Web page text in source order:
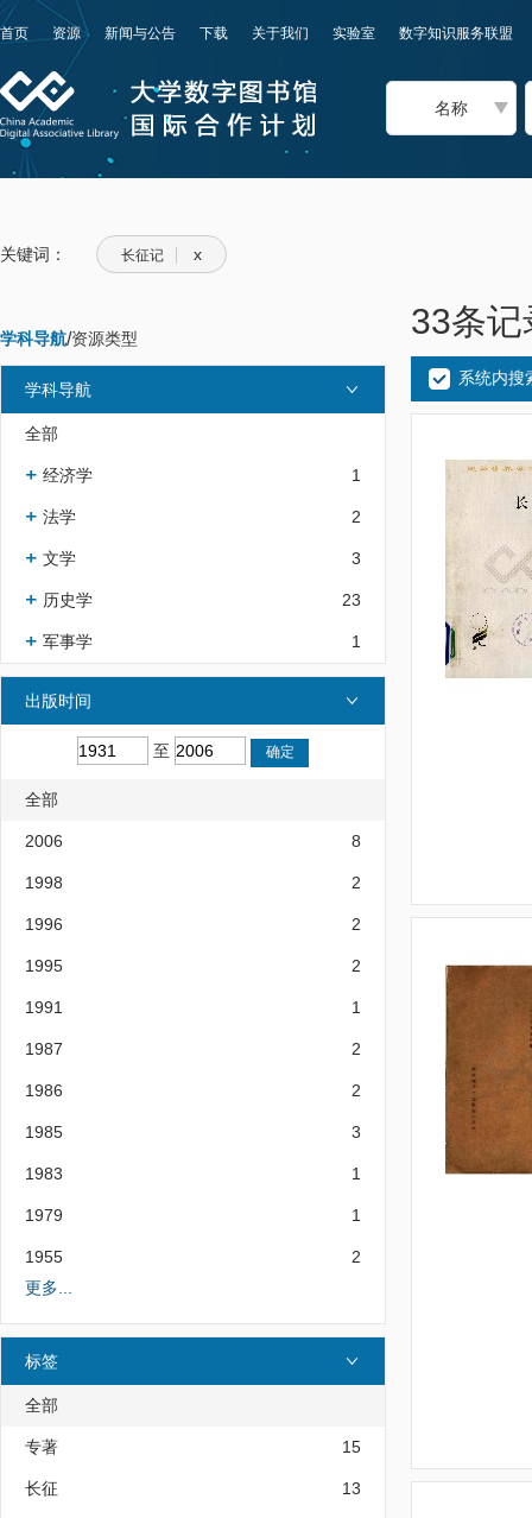
首页 资源 新闻与公告 下载 关于我们 实验室 数字知识服务联盟
名称
关键词： 长征记 x
学科导航/资源类型
学科导航
全部
经济学 1
法学 2
文学 3
历史学 23
军事学 1
出版时间
至
全部
2006 8
1998 2
1996 2
1995 2
1991 1
1987 2
1986 2
1985 3
1983 1
1979 1
1955
2
更多...
标签
全部
专著 15
长征 13
33条记
系统内搜